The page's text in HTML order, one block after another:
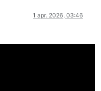
1 apr. 2026, 03:46